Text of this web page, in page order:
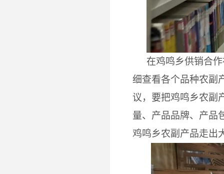
在鸡鸣乡供销合
细查看各个品种农副
议，要把鸡鸣乡农副
量、产品品牌、产品
鸡鸣乡农副产品走出